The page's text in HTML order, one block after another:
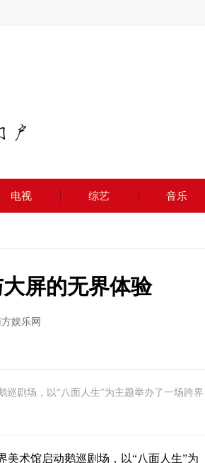
电视 综艺 音乐
屏的无界体验
娱乐网
巡剧场，以“八面人生”为主题举办了一场跨界
术馆启动鹅巡剧场，以“八面人生”为